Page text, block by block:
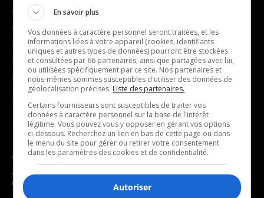
- Éducation
- Environnement
- Faits divers
- Santé et bien-être
- Sports
- Transport / Circulation
ÉMISSIONS
Avec la participation du
gouvernement du
Canada
- Art de vivre
- Bien-être
- Emploi
- Finances
- Infos citoyennes
- Loisirs
- Musique
- Politique
- Santé
- Société
En savoir plus
Vos données à caractère personnel seront traitées, et les
informations liées à votre appareil (cookies, identifiants
uniques et autres types de données) pourront être stockées
et consultées par 66 partenaires, ainsi que partagées avec lui,
ou utilisées spécifiquement par ce site. Nos partenaires et
nous-mêmes sommes susceptibles d'utiliser des données de
géolocalisation précises. Liste des partenaires.
Certains fournisseurs sont susceptibles de traiter vos
données à caractère personnel sur la base de l'intérêt
légitime. Vous pouvez vous y opposer en gérant vos options
ci-dessous. Recherchez un lien en bas de cette page ou dans
le menu du site pour gérer ou retirer votre consentement
dans les paramètres des cookies et de confidentialité.
Autoriser